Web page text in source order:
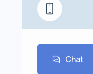
Chat